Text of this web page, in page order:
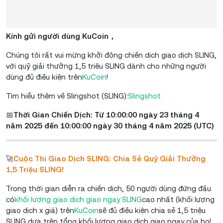
Kính gửi người dùng KuCoin，
Chúng tôi rất vui mừng khởi động chiến dịch giao dịch SLING,
với quỹ giải thưởng 1,5 triệu SLING dành cho những người
dùng đủ điều kiện trênKuCoin!
Tìm hiểu thêm về Slingshot (SLING):Slingshot
📅Thời Gian Chiến Dịch: Từ 10:00:00 ngày 23 tháng 4
năm 2025 đến 10:00:00 ngày 30 tháng 4 năm 2025 (UTC)
🚀Cuộc Thi Giao Dịch SLING: Chia Sẻ Quỹ Giải Thưởng
1,5 Triệu SLING!
Trong thời gian diễn ra chiến dịch, 50 người dùng đứng đầu
cókhối lượng giao dịch giao ngay SLINGcao nhất (khối lượng
giao dịch x giá) trênKuCoinsẽ đủ điều kiện chia sẻ 1,5 triệu
SLING dựa trên tổng khối lượng giao dịch giao ngay của họ!